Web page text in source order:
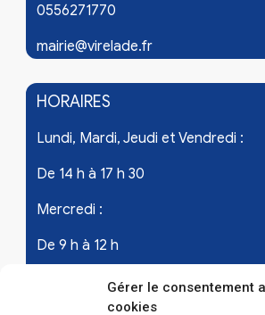
Gérer le consentement
cookies
0556271770
mairie@virelade.fr
HORAIRES
Lundi, Mardi, Jeudi et Vendredi :
De 14 h à 17 h 30
Mercredi :
De 9 h à 12 h
Samedi - les 1er et 3ème de chaque